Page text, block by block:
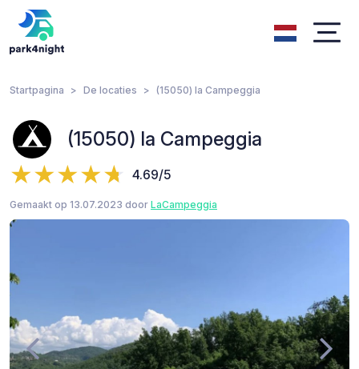
Startpagina De locaties (15050) la Campeggia
(15050) la Campeggia
4.69/5
Gemaakt op 13.07.2023 door LaCampeggia